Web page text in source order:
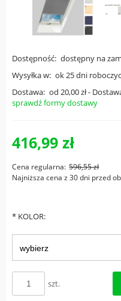
Dostępność: dostępny na
Wysyłka w: ok 25 dni
Dostawa: od 20,00 zł-
Cena nie zawiera
sprawdź formy dostawy
416,99 zł
Cena regularna: 596,55 zł
Najniższa cena z 30 dni przed
* KOLOR:
szt.